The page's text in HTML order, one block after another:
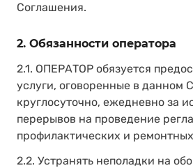
Соглашения.
2. Обязанности оператора
2.1. ОПЕРАТОР обязуется
услуги, оговоренные в данном
круглосуточно, ежедневно за
перерывов на проведение
профилактических и
2.2. Устранять неполадки на